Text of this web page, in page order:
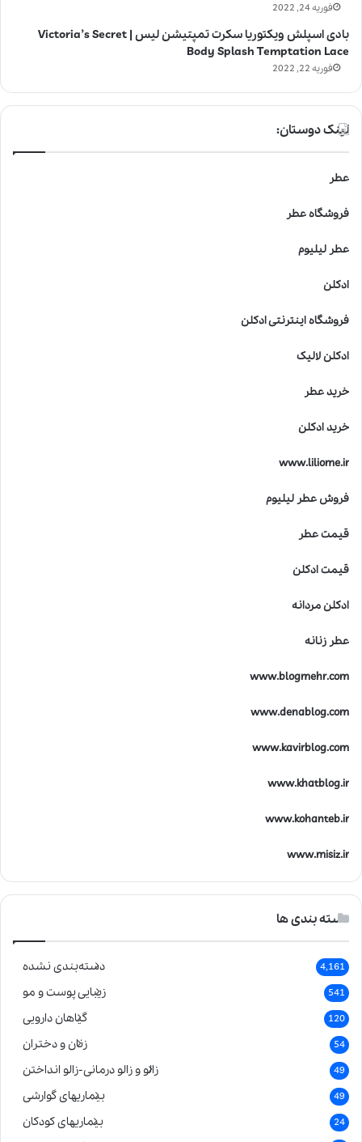
فوریه 24, 2022
بادی اسپلش ویکتوریا سکرت تمپتیشن لیس | Victoria’s Secret
Body Splash Temptation Lace
فوریه 22, 2022
لینک دوستان:
عطر
فروشگاه عطر
عطر لیلیوم
ادکلن
فروشگاه اینترنتی ادکلن
ادکلن لالیک
خرید عطر
خرید ادکلن
www.liliome.ir
فروش عطر لیلیوم
قیمت عطر
قیمت ادکلن
ادکلن مردانه
عطر زنانه
www.blogmehr.com
www.denablog.com
www.kavirblog.com
www.khatblog.ir
www.kohanteb.ir
www.misiz.ir
دسته بندی ها
دسته‌بندی نشده 4,161
زیبایی پوست و مو 541
گیاهان دارویی 120
زنان و دختران 54
زالو و زالو درمانی-زالو انداختن 49
بیماریهای گوارشی 49
بیماریهای کودکان 24